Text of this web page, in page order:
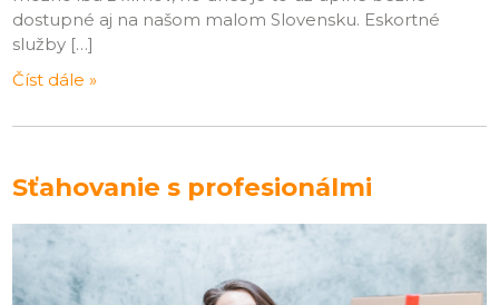
dostupné aj na našom malom Slovensku. Eskortné
služby […]
Číst dále »
Sťahovanie s profesionálmi